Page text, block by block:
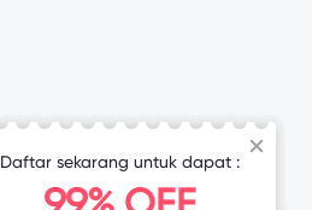
Daftar sekarang untuk dapat :